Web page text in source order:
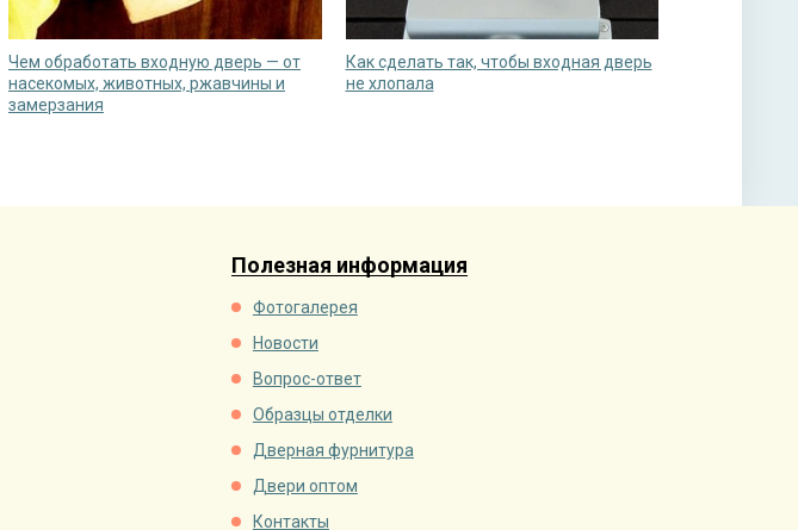
Чем обработать входную дверь — от
насекомых, животных, ржавчины и
замерзания
Как сделать так, чтобы входная дверь
не хлопала
Полезная информация
Фотогалерея
Новости
Вопрос-ответ
Образцы отделки
Дверная фурнитура
Двери оптом
Контакты